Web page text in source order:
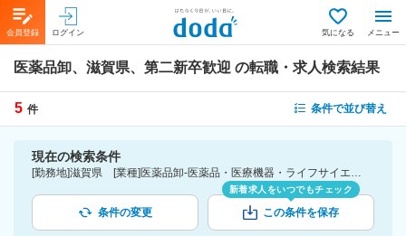
会員登録 ログイン 気になる メニュー
医薬品卸、滋賀県、第二新卒歓迎 の転職・求人検索結果
5 件 条件で並び替え
現在の検索条件
[勤務地]滋賀県 [業種]医薬品卸-医薬品・医療機器・ライフサイエンス・医療系サービス [詳細条件](募集・採用情報)第二新卒歓迎
条件の変更
新着求人をいつでもチェック
この条件を保存